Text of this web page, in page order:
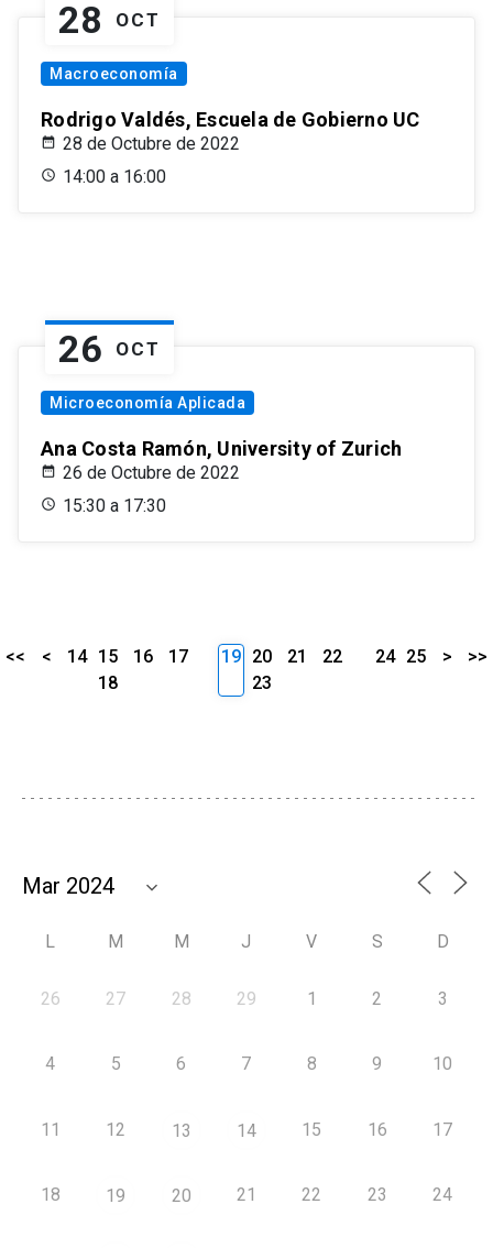
28 OCT
Macroeconomía
Rodrigo Valdés, Escuela de Gobierno UC
28 de Octubre de 2022
14:00 a 16:00
26 OCT
Microeconomía Aplicada
Ana Costa Ramón, University of Zurich
26 de Octubre de 2022
15:30 a 17:30
<< < 14 15 16
17
18
19 20 21
22
23
24 25 > >>
L M M J V S D
26 27 28 29 1 2 3
4 5 6 7 8 9 10
11 12 13 14 15 16 17
18 19 20 21 22 23 24